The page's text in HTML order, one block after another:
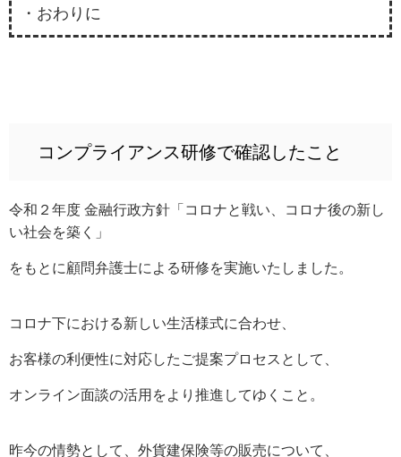
・おわりに
コンプライアンス研修で確認したこと
令和２年度 金融行政方針「コロナと戦い、コロナ後の新し
い社会を築く」
をもとに顧問弁護士による研修を実施いたしました。
コロナ下における新しい生活様式に合わせ、
お客様の利便性に対応したご提案プロセスとして、
オンライン面談の活用をより推進してゆくこと。
昨今の情勢として、外貨建保険等の販売について、